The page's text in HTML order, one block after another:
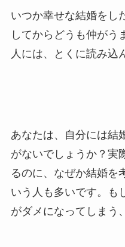
いつか幸せな結婚をし
してからどうも仲がう
人には、とくに読み込
あなたは、自分には結
がないでしょうか？実
るのに、なぜか結婚を
いう人も多いです。も
がダメになってしまう